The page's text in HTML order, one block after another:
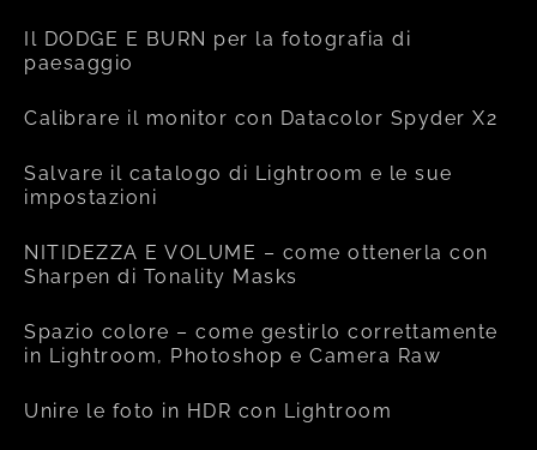
Il DODGE E BURN per la fotografia di
paesaggio
Calibrare il monitor con Datacolor Spyder X2
Salvare il catalogo di Lightroom e le sue
impostazioni
NITIDEZZA E VOLUME – come ottenerla con
Sharpen di Tonality Masks
Spazio colore – come gestirlo correttamente
in Lightroom, Photoshop e Camera Raw
Unire le foto in HDR con Lightroom